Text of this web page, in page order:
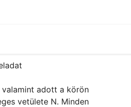
adott a körön
vetülete N. Minden